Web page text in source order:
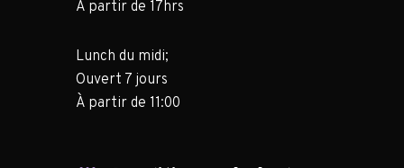
À partir de 17hrs
Lunch du midi;
Ouvert 7 jours
À partir de 11:00